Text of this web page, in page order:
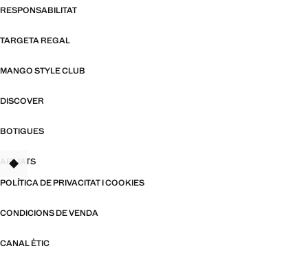
RESPONSABILITAT
TARGETA REGAL
MANGO STYLE CLUB
DISCOVER
BOTIGUES
AFILIATS
POLÍTICA DE PRIVACITAT I COOKIES
CONDICIONS DE VENDA
CANAL ÈTIC